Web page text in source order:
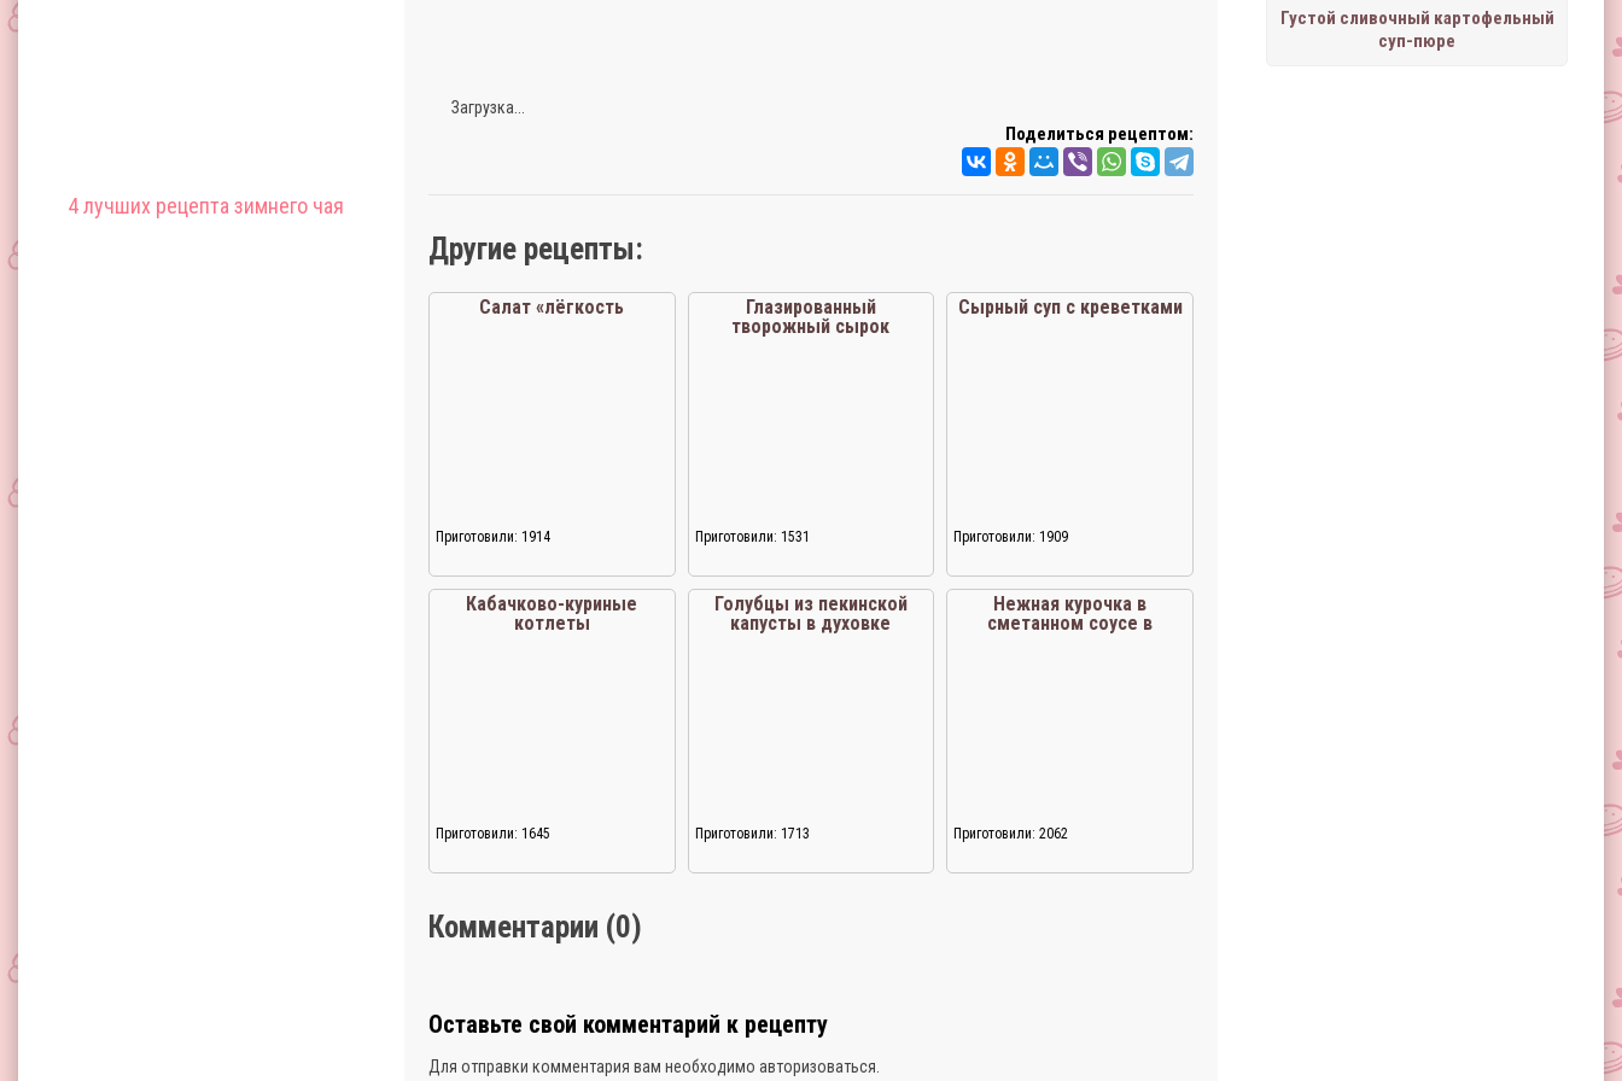
4 лучших рецепта зимнего чая
Густой сливочный картофельный
суп-пюре
Загрузка...
Поделиться рецептом:
Другие рецепты:
Салат «лёгкость
Приготовили: 1914
Глазированный
творожный сырок
Приготовили: 1531
Сырный суп с креветками
Приготовили: 1909
Кабачково-куриные
котлеты
Приготовили: 1645
Голубцы из пекинской
капусты в духовке
Приготовили: 1713
Нежная курочка в
сметанном соусе в
Приготовили: 2062
Комментарии (0)
Оставьте свой комментарий к рецепту
Для отправки комментария вам необходимо авторизоваться